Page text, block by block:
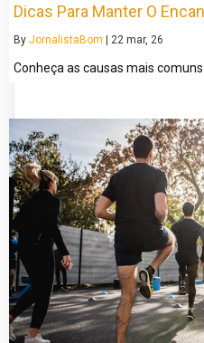
Dicas Para Manter O
By JornalistaBom 22 mar, 26
Conheça as causas mais